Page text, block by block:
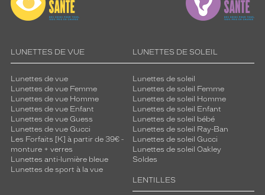
LUNETTES DE VUE
Lunettes de vue
Lunettes de vue Femme
Lunettes de vue Homme
Lunettes de vue Enfant
Lunettes de vue Guess
Lunettes de vue Gucci
Les Forfaits [K] à partir de 39€ -
monture + verres
Lunettes anti-lumière bleue
Lunettes de sport à la vue
LUNETTES DE SOLEIL
Lunettes de soleil
Lunettes de soleil Femme
Lunettes de soleil Homme
Lunettes de soleil Enfant
Lunettes de soleil bébé
Lunettes de soleil Ray-Ban
Lunettes de soleil Gucci
Lunettes de soleil Oakley
Soldes
LENTILLES